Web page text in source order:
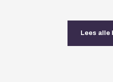
Lees alle